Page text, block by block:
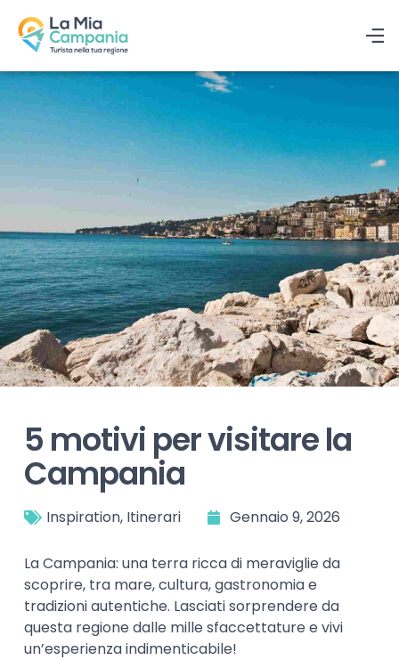
5 motivi per visitare la
Campania
Inspiration, Itinerari Gennaio 9, 2026
La Campania: una terra ricca di meraviglie da
scoprire, tra mare, cultura, gastronomia e
tradizioni autentiche. Lasciati sorprendere da
questa regione dalle mille sfaccettature e vivi
un’esperienza indimenticabile!